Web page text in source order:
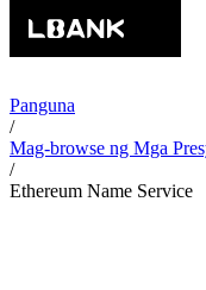
Panguna
/
Mag-browse ng Mga
/
Ethereum Name Service